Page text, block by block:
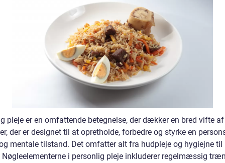
pleje er en omfattende betegnelse, der dækker en bred vifte af
der er designet til at opretholde, forbedre og styrke en
mentale tilstand. Det omfatter alt fra hudpleje og hygiejne til
Nøgleelementerne i personlig pleje inkluderer regelmæssig